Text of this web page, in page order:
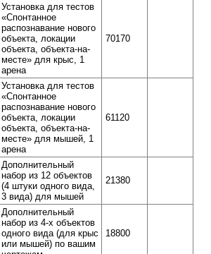
Установка для тестов
«Спонтанное
распознавание нового
объекта, локации
объекта, объекта-на-
месте» для крыс, 1
арена
70170
Установка для тестов
«Спонтанное
распознавание нового
объекта, локации
объекта, объекта-на-
месте» для мышей, 1
арена
61120
Дополнительный
набор из 12 объектов
(4 штуки одного вида,
3 вида) для мышей
21380
Дополнительный
набор из 4-х объектов
одного вида (для крыс
или мышей) по вашим
18800